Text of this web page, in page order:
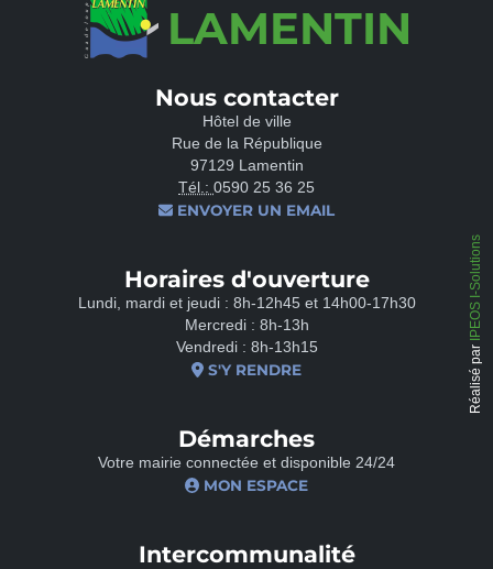
LAMENTIN
Nous contacter
Hôtel de ville
Rue de la République
97129 Lamentin
Tél.: 0590 25 36 25
ENVOYER UN EMAIL
Horaires d'ouverture
Lundi, mardi et jeudi : 8h-12h45 et 14h00-17h30
Mercredi : 8h-13h
Vendredi : 8h-13h15
S'Y RENDRE
Démarches
Votre mairie connectée et disponible 24/24
MON ESPACE
Intercommunalité
Réalisé par
IPEOS I-Solutions